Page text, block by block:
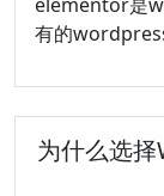
有的
为什么选